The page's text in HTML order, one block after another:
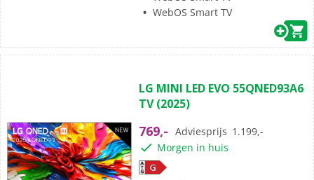
WebOS Smart TV
van
de
sterren.
23
beoordelingen
LG MINI LED EVO 55QNED93A6
TV (2025)
769,- Adviesprijs 1.199,-
Morgen in huis